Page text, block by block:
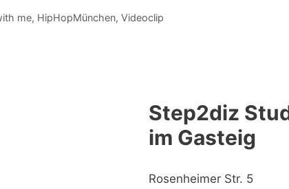
me, HipHopMünchen, Videoclip
Step2diz
im Gasteig
Rosenheimer Str. 5